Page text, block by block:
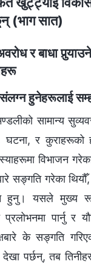
(भाग सात)
र बाधा
हुनेहरूलाई
सामान्य
घटना, र कुराहरूको
विभाजन
सङ्गति गरेका
हुनु। यसले मुख्य
पार्नु र
के सङ्गति
देखा पर्छन्, तब